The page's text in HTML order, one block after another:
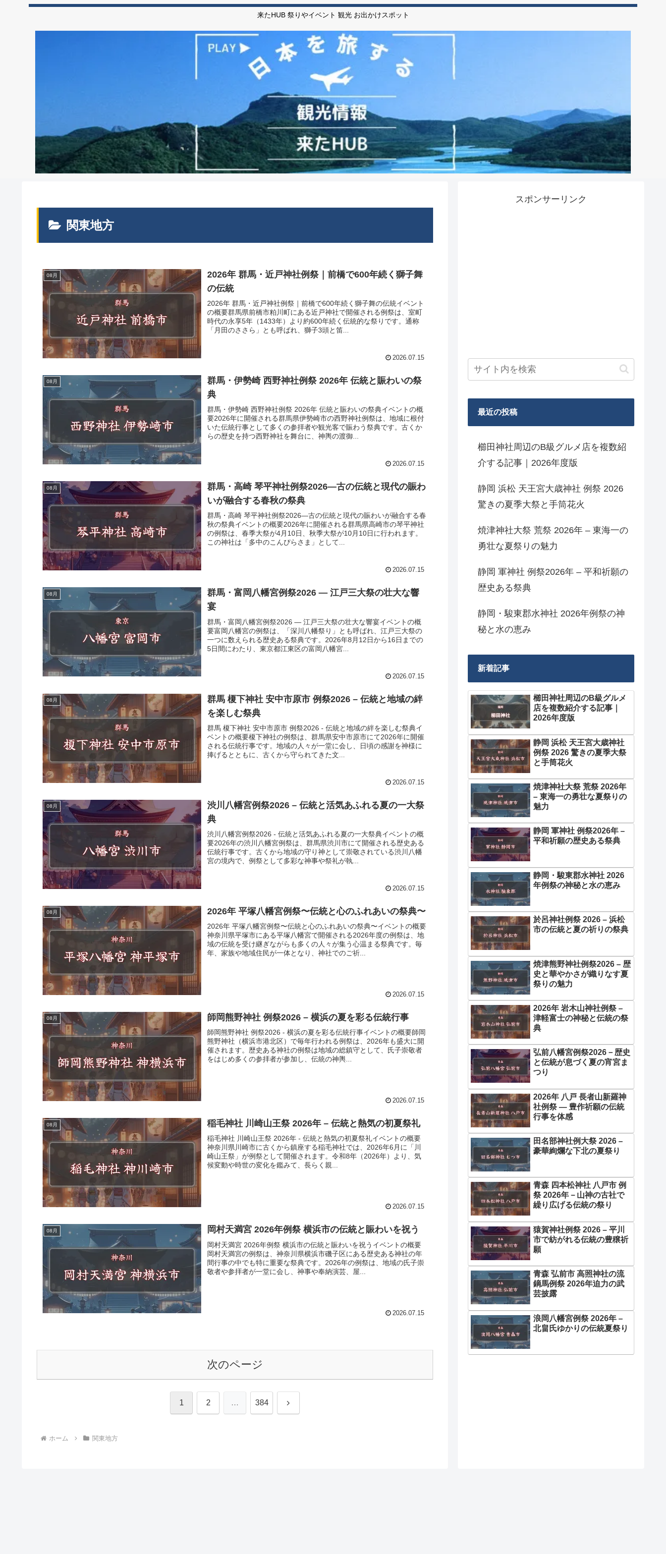
来たHUB 祭りやイベント 観光 お出かけスポット
関東地方
08月
2026年 群馬・近戸神社例祭｜前橋で600年続く獅子舞
の伝統
2026年 群馬・近戸神社例祭｜前橋で600年続く獅子舞の伝統イベント
の概要群馬県前橋市粕川町にある近戸神社で開催される例祭は、室町
時代の永享5年（1433年）より約600年続く伝統的な祭りです。通称
「月田のささら」とも呼ばれ、獅子3頭と笛...
2026.07.15
08月
群馬・伊勢崎 西野神社例祭 2026年 伝統と賑わいの祭
典
群馬・伊勢崎 西野神社例祭 2026年 伝統と賑わいの祭典イベントの概
要2026年に開催される群馬県伊勢崎市の西野神社例祭は、地域に根付
いた伝統行事として多くの参拝者や観光客で賑わう祭典です。古くか
らの歴史を持つ西野神社を舞台に、神輿の渡御...
2026.07.15
08月
群馬・高崎 琴平神社例祭2026―古の伝統と現代の賑わ
いが融合する春秋の祭典
群馬・高崎 琴平神社例祭2026―古の伝統と現代の賑わいが融合する春
秋の祭典イベントの概要2026年に開催される群馬県高崎市の琴平神社
の例祭は、春季大祭が4月10日、秋季大祭が10月10日に行われます。
この神社は「多中のこんぴらさま」として...
2026.07.15
08月
群馬・富岡八幡宮例祭2026 ― 江戸三大祭の壮大な響
宴
群馬・富岡八幡宮例祭2026 ― 江戸三大祭の壮大な響宴イベントの概
要富岡八幡宮の例祭は、「深川八幡祭り」とも呼ばれ、江戸三大祭の
一つに数えられる歴史ある祭典です。2026年8月12日から16日までの
5日間にわたり、東京都江東区の富岡八幡宮...
2026.07.15
08月
群馬 榎下神社 安中市原市 例祭2026 – 伝統と地域の絆
を楽しむ祭典
群馬 榎下神社 安中市原市 例祭2026 - 伝統と地域の絆を楽しむ祭典イ
ベントの概要榎下神社の例祭は、群馬県安中市原市にて2026年に開催
される伝統行事です。地域の人々が一堂に会し、日頃の感謝を神様に
捧げるとともに、古くから守られてきた文...
2026.07.15
08月
渋川八幡宮例祭2026 – 伝統と活気あふれる夏の一大祭
典
渋川八幡宮例祭2026 - 伝統と活気あふれる夏の一大祭典イベントの概
要2026年の渋川八幡宮例祭は、群馬県渋川市にて開催される歴史ある
伝統行事です。古くから地域の守り神として崇敬されている渋川八幡
宮の境内で、例祭として多彩な神事や祭礼が執...
2026.07.15
08月 2026年 平塚八幡宮例祭〜伝統と心のふれあいの祭典〜
2026年 平塚八幡宮例祭〜伝統と心のふれあいの祭典〜イベントの概要
神奈川県平塚市にある平塚八幡宮で開催される2026年度の例祭は、地
域の伝統を受け継ぎながらも多くの人々が集う心温まる祭典です。毎
年、家族や地域住民が一体となり、神社でのご祈...
2026.07.15
08月 師岡熊野神社 例祭2026 – 横浜の夏を彩る伝統行事
師岡熊野神社 例祭2026 - 横浜の夏を彩る伝統行事イベントの概要師岡
熊野神社（横浜市港北区）で毎年行われる例祭は、2026年も盛大に開
催されます。歴史ある神社の例祭は地域の総鎮守として、氏子崇敬者
をはじめ多くの参拝者が参加し、伝統の神輿...
2026.07.15
08月 稲毛神社 川崎山王祭 2026年 – 伝統と熱気の初夏祭礼
稲毛神社 川崎山王祭 2026年 - 伝統と熱気の初夏祭礼イベントの概要
神奈川県川崎市に古くから鎮座する稲毛神社では、2026年6月に「川
崎山王祭」が例祭として開催されます。令和8年（2026年）より、気
候変動や時世の変化を鑑みて、長らく親...
2026.07.15
08月 岡村天満宮 2026年例祭 横浜市の伝統と賑わいを祝う
岡村天満宮 2026年例祭 横浜市の伝統と賑わいを祝うイベントの概要
岡村天満宮の例祭は、神奈川県横浜市磯子区にある歴史ある神社の年
間行事の中でも特に重要な祭典です。2026年の例祭は、地域の氏子崇
敬者や参拝者が一堂に会し、神事や奉納演芸、屋...
2026.07.15
次のページ
1 2 … 384 次
ホーム 関東地方
スポンサーリンク
最近の投稿
櫛田神社周辺のB級グルメ店を複数紹
介する記事｜2026年度版
静岡 浜松 天王宮大歳神社 例祭 2026
驚きの夏季大祭と手筒花火
焼津神社大祭 荒祭 2026年 – 東海一の
勇壮な夏祭りの魅力
静岡 軍神社 例祭2026年 – 平和祈願の
歴史ある祭典
静岡・駿東郡水神社 2026年例祭の神
秘と水の恵み
新着記事
櫛田神社周辺のB級グルメ
店を複数紹介する記事｜
2026年度版
静岡 浜松 天王宮大歳神社
例祭 2026 驚きの夏季大祭
と手筒花火
焼津神社大祭 荒祭 2026年
– 東海一の勇壮な夏祭りの
魅力
静岡 軍神社 例祭2026年 –
平和祈願の歴史ある祭典
静岡・駿東郡水神社 2026
年例祭の神秘と水の恵み
於呂神社例祭 2026 – 浜松
市の伝統と夏の祈りの祭典
焼津熊野神社例祭2026 – 歴
史と華やかさが織りなす夏
祭りの魅力
2026年 岩木山神社例祭 –
津軽富士の神秘と伝統の祭
典
弘前八幡宮例祭2026－歴史
と伝統が息づく夏の宵宮ま
つり
2026年 八戸 長者山新羅神
社例祭 ― 豊作祈願の伝統
行事を体感
田名部神社例大祭 2026 –
豪華絢爛な下北の夏祭り
青森 四本松神社 八戸市 例
祭 2026年－山神の古社で
繰り広げる伝統の祭り
猿賀神社例祭 2026 – 平川
市で紡がれる伝統の豊穣祈
願
青森 弘前市 高照神社の流
鏑馬例祭 2026年迫力の武
芸披露
浪岡八幡宮例祭 2026年 –
北畠氏ゆかりの伝統夏祭り